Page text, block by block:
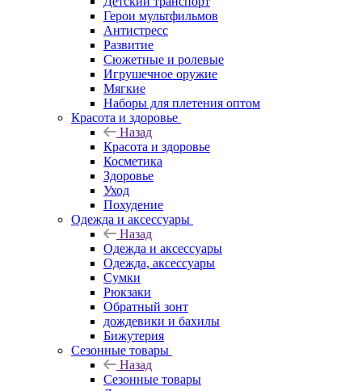
Герои мультфильмов
Антистресс
Развитие
Сюжетные и ролевые
Игрушечное оружие
Мягкие
Наборы для плетения оптом
Красота и здоровье
Назад
Красота и здоровье
Косметика
Здоровье
Уход
Похудение
Одежда и аксессуары
Назад
Одежда и аксессуары
Одежда, аксессуары
Сумки
Рюкзаки
Обратный зонт
дождевики и бахилы
Бижутерия
Сезонные товары
Назад
Сезонные товары